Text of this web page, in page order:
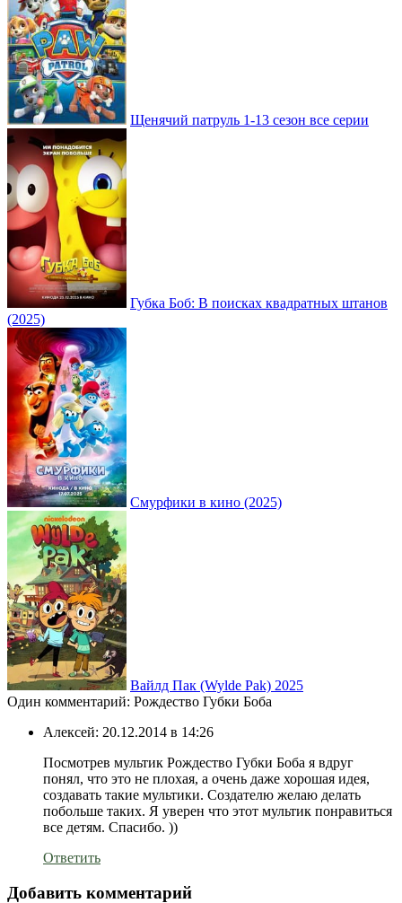
Щенячий патруль 1-13 сезон все серии
Губка Боб: В поисках квадратных штанов
(2025)
Смурфики в кино (2025)
Вайлд Пак (Wylde Pak) 2025
Один комментарий: Рождество Губки Боба
Алексей: 20.12.2014 в 14:26
Посмотрев мультик Рождество Губки Боба я вдруг
понял, что это не плохая, а очень даже хорошая идея,
создавать такие мультики. Создателю желаю делать
побольше таких. Я уверен что этот мультик понравиться
все детям. Спасибо. ))
Ответить
Добавить комментарий